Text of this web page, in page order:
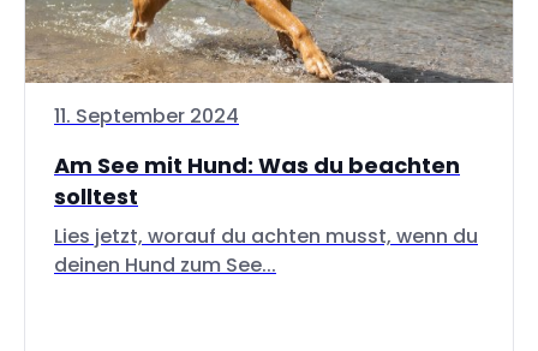
11. September 2024
Am See mit Hund: Was du beachten
solltest
Lies jetzt, worauf du achten musst, wenn du
deinen Hund zum See...